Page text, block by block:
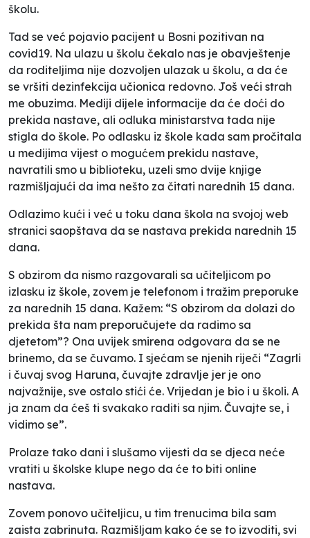
školu.
Tad se već pojavio pacijent u Bosni pozitivan na
covid19. Na ulazu u školu čekalo nas je obavještenje
da roditeljima nije dozvoljen ulazak u školu, a da će
se vršiti dezinfekcija učionica redovno. Još veći strah
me obuzima. Mediji dijele informacije da će doći do
prekida nastave, ali odluka ministarstva tada nije
stigla do škole. Po odlasku iz škole kada sam pročitala
u medijima vijest o mogućem prekidu nastave,
navratili smo u biblioteku, uzeli smo dvije knjige
razmišljajući da ima nešto za čitati narednih 15 dana.
Odlazimo kući i već u toku dana škola na svojoj web
stranici saopštava da se nastava prekida narednih 15
dana.
S obzirom da nismo razgovarali sa učiteljicom po
izlasku iz škole, zovem je telefonom i tražim preporuke
za narednih 15 dana. Kažem: “S obzirom da dolazi do
prekida šta nam preporučujete da radimo sa
djetetom”? Ona uvijek smirena odgovara da se ne
brinemo, da se čuvamo. I sjećam se njenih riječi “Zagrli
i čuvaj svog Haruna, čuvajte zdravlje jer je ono
najvažnije, sve ostalo stići će. Vrijedan je bio i u školi. A
ja znam da ćeš ti svakako raditi sa njim. Čuvajte se, i
vidimo se”.
Prolaze tako dani i slušamo vijesti da se djeca neće
vratiti u školske klupe nego da će to biti online
nastava.
Zovem ponovo učiteljicu, u tim trenucima bila sam
zaista zabrinuta. Razmišljam kako će se to izvoditi, svi